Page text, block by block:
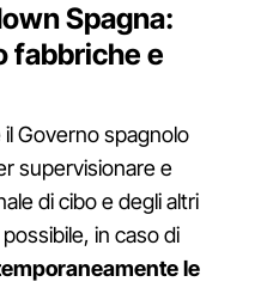
Spagna:
fabbriche e
Governo spagnolo
supervisionare e
di cibo e degli altri
in caso di
le